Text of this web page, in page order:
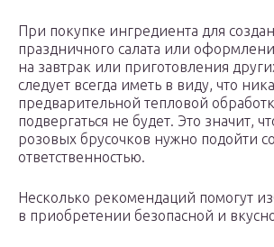
При покупке ингредиента для
праздничного салата или
на завтрак или приготовления
следует всегда иметь в виду, что
предварительной тепловой
подвергаться не будет. Это значит,
розовых брусочков нужно подойти
ответственностью.
Несколько рекомендаций помогут
в приобретении безопасной и